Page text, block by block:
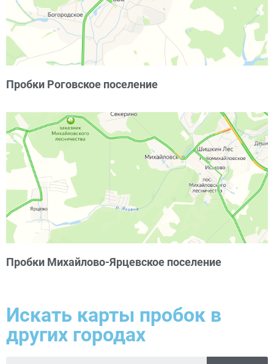
Пробки Роговское поселение
Пробки Михайлово-Ярцевское поселение
Искать карты пробок в
других городах